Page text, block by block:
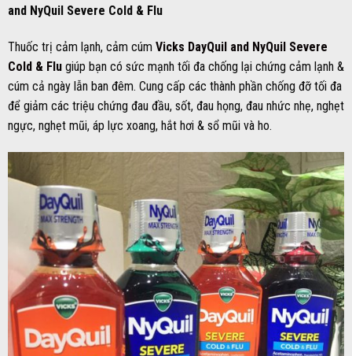
and NyQuil Severe Cold & Flu
Thuốc trị cảm lạnh, cảm cúm Vicks DayQuil and NyQuil Severe
Cold & Flu giúp bạn có sức mạnh tối đa chống lại chứng cảm lạnh &
cúm cả ngày lẫn ban đêm. Cung cấp các thành phần chống đỡ tối đa
để giảm các triệu chứng đau đầu, sốt, đau họng, đau nhức nhẹ, nghẹt
ngực, nghẹt mũi, áp lực xoang, hắt hơi & sổ mũi và ho.